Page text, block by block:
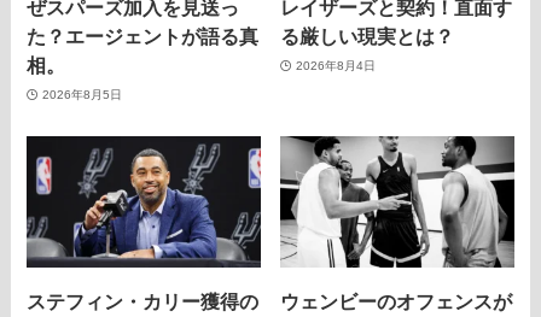
ぜスパーズ加入を見送っ
た？エージェントが語る真
相。
2026年8月5日
レイザーズと契約！直面す
る厳しい現実とは？
2026年8月4日
ステフィン・カリー獲得の
ウェンビーのオフェンスが